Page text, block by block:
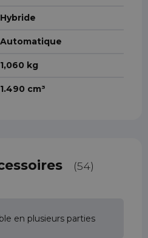
Hybride
Automatique
1,060 kg
1.490 cm³
(54)
en plusieurs parties